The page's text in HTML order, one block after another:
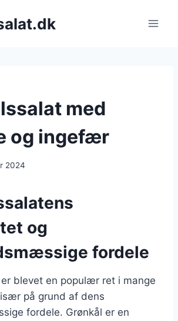
med
og ingefær
2024
og
fordele
blevet en populær ret i mange
på grund af dens
fordele. Grønkål er en